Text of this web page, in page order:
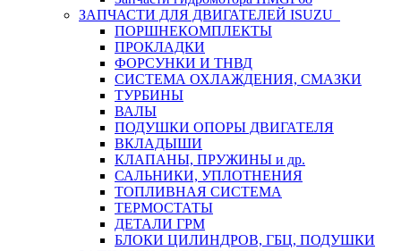
ЗАПЧАСТИ ДЛЯ ДВИГАТЕЛЕЙ ISUZU
ПОРШНЕКОМПЛЕКТЫ
ПРОКЛАДКИ
ФОРСУНКИ И ТНВД
СИСТЕМА ОХЛАЖДЕНИЯ, СМАЗКИ
ТУРБИНЫ
ВАЛЫ
ПОДУШКИ ОПОРЫ ДВИГАТЕЛЯ
ВКЛАДЫШИ
КЛАПАНЫ, ПРУЖИНЫ и др.
САЛЬНИКИ, УПЛОТНЕНИЯ
ТОПЛИВНАЯ СИСТЕМА
ТЕРМОСТАТЫ
ДЕТАЛИ ГРМ
БЛОКИ ЦИЛИНДРОВ, ГБЦ, ПОДУШКИ